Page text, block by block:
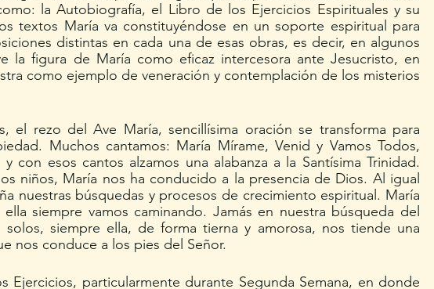
la Autobiografía, el Libro de los Ejercicios Espirituales y su
textos María va constituyéndose en un soporte espiritual para
distintas en cada una de esas obras, es decir, en algunos
la figura de María como eficaz intercesora ante Jesucristo, en
como ejemplo de veneración y contemplación de los misterios
Muchos cantamos: María Mírame, Venid y Vamos Todos,
con esos cantos alzamos una alabanza a la Santísima Trinidad.
niños, María nos ha conducido a la presencia de Dios. Al igual
nuestras búsquedas y procesos de crecimiento espiritual. María
siempre vamos caminando. Jamás en nuestra búsqueda del
siempre ella, de forma tierna y amorosa, nos tiende una
nos conduce a los pies del Señor.